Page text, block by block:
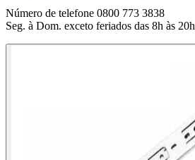
Número de telefone 0800 773 3838
Seg. à Dom. exceto feriados das 8h às 20h